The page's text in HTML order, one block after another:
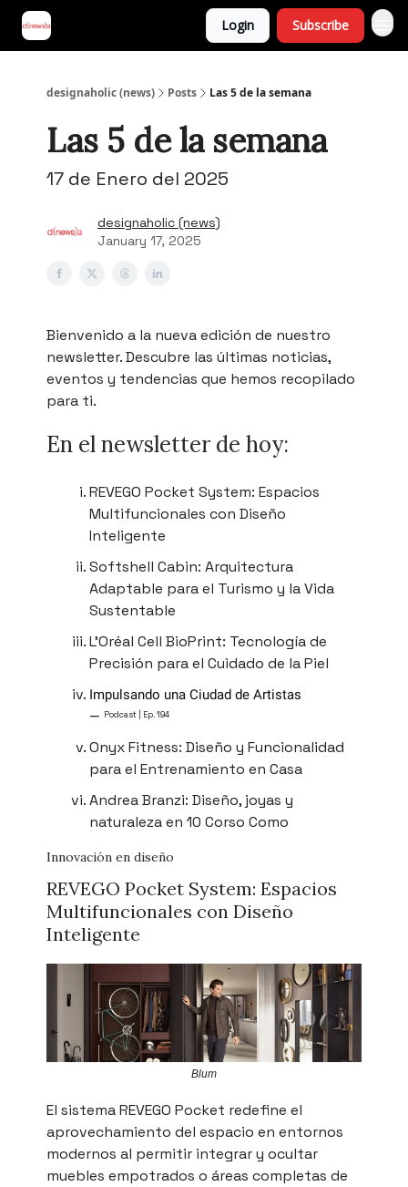
Login Subscribe
designaholic (news) Posts Las 5 de la semana
Las 5 de la semana
17 de Enero del 2025
designaholic (news)
January 17, 2025
Bienvenido a la nueva edición de nuestro
newsletter. Descubre las últimas noticias,
eventos y tendencias que hemos recopilado
para ti.
En el newsletter de hoy:
REVEGO Pocket System: Espacios
Multifuncionales con Diseño
Inteligente
Softshell Cabin: Arquitectura
Adaptable para el Turismo y la Vida
Sustentable
L’Oréal Cell BioPrint: Tecnología de
Precisión para el Cuidado de la Piel
Impulsando una Ciudad de Artistas
— Podcast | Ep. 194
Onyx Fitness: Diseño y Funcionalidad
para el Entrenamiento en Casa
Andrea Branzi: Diseño, joyas y
naturaleza en 10 Corso Como
Innovación en diseño
REVEGO Pocket System: Espacios
Multifuncionales con Diseño
Inteligente
Blum
El sistema REVEGO Pocket redefine el
aprovechamiento del espacio en entornos
modernos al permitir integrar y ocultar
muebles empotrados o áreas completas de